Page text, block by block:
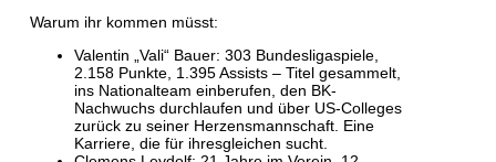
Warum ihr kommen müsst:
Valentin „Vali“ Bauer: 303 Bundesligaspiele,
2.158 Punkte, 1.395 Assists – Titel gesammelt,
ins Nationalteam einberufen, den BK-
Nachwuchs durchlaufen und über US-Colleges
zurück zu seiner Herzensmannschaft. Eine
Karriere, die für ihresgleichen sucht.